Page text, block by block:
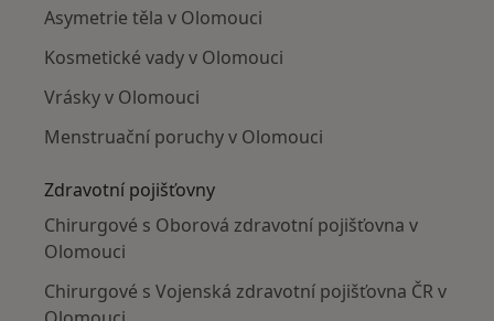
Asymetrie těla v Olomouci
Kosmetické vady v Olomouci
Vrásky v Olomouci
Menstruační poruchy v Olomouci
Zdravotní pojišťovny
Chirurgové s Oborová zdravotní pojišťovna v
Olomouci
Chirurgové s Vojenská zdravotní pojišťovna ČR v